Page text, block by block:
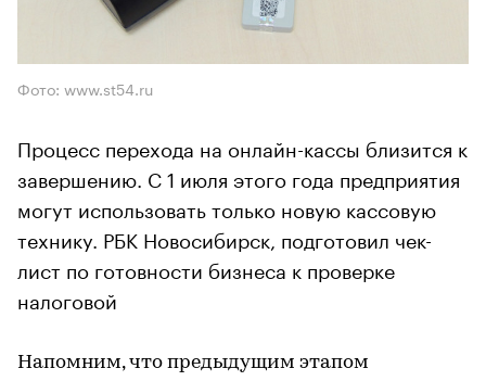
Фото: www.st54.ru
Процесс перехода на онлайн-кассы близится к
завершению. С 1 июля этого года предприятия
могут использовать только новую кассовую
технику. РБК Новосибирск, подготовил чек-
лист по готовности бизнеса к проверке
налоговой
Напомним, что предыдущим этапом